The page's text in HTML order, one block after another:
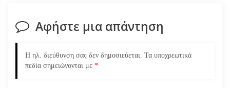
η
ρ
Αφήστε μια απάντηση
Η ηλ. διεύθυνση σας δεν δημοσιεύεται. Τα υποχρεωτικά
πεδία σημειώνονται με *